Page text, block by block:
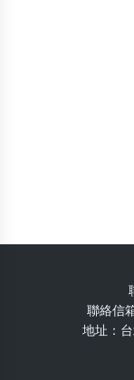
聯絡信
地址：